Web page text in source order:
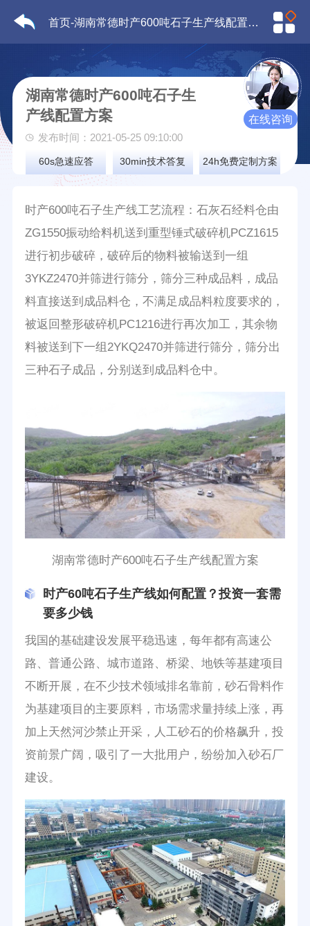
首页-湖南常德时产600吨石子生产线配置方案
湖南常德时产600吨石子生
产线配置方案
发布时间：2021-05-25 09:10:00
60s急速应答 30min技术答复 24h免费定制方案
在线咨询
时产600吨石子生产线工艺流程：石灰石经料仓由
ZG1550振动给料机送到重型锤式破碎机PCZ1615
进行初步破碎，破碎后的物料被输送到一组
3YKZ2470并筛进行筛分，筛分三种成品料，成品
料直接送到成品料仓，不满足成品料粒度要求的，
被返回整形破碎机PC1216进行再次加工，其余物
料被送到下一组2YKQ2470并筛进行筛分，筛分出
三种石子成品，分别送到成品料仓中。
湖南常德时产600吨石子生产线配置方案
时产60吨石子生产线如何配置？投资一套需
要多少钱
我国的基础建设发展平稳迅速，每年都有高速公
路、普通公路、城市道路、桥梁、地铁等基建项目
不断开展，在不少技术领域排名靠前，砂石骨料作
为基建项目的主要原料，市场需求量持续上涨，再
加上天然河沙禁止开采，人工砂石的价格飙升，投
资前景广阔，吸引了一大批用户，纷纷加入砂石厂
建设。